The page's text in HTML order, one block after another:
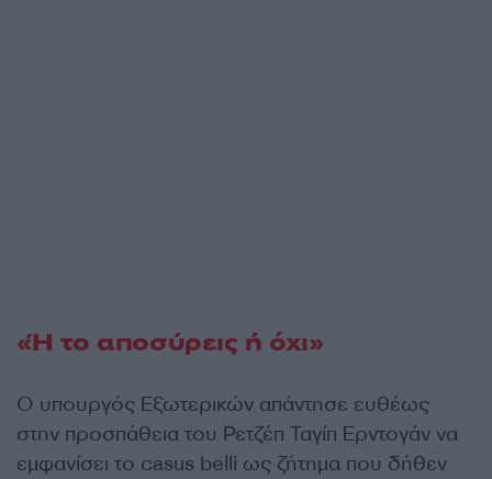
«Ή το αποσύρεις ή όχι»
Ο υπουργός Εξωτερικών απάντησε ευθέως
στην προσπάθεια του Ρετζέπ Ταγίπ Ερντογάν να
εμφανίσει το casus belli ως ζήτημα που δήθεν